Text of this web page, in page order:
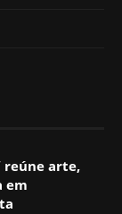
reúne arte,
em